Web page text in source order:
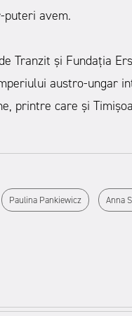
puteri avem.
Tranzit și Fundația
austro-ungar
printre care și
Paulina Pankiewicz Anna